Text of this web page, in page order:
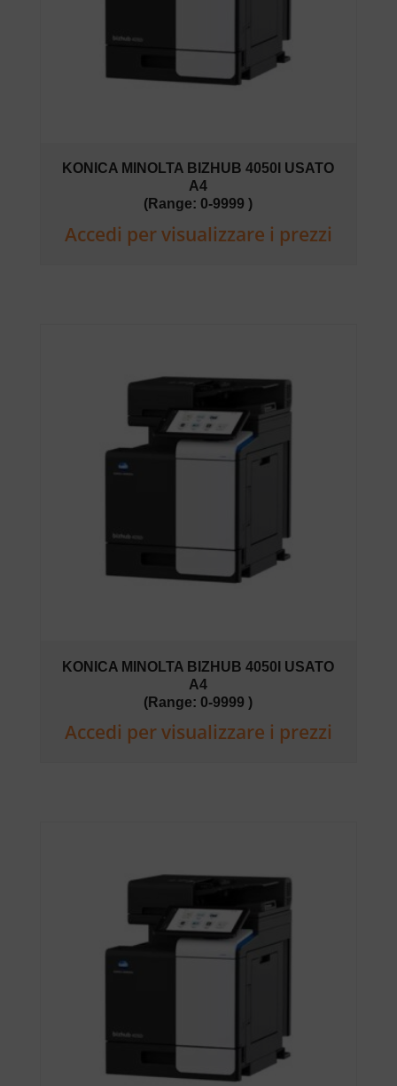
KONICA MINOLTA BIZHUB 4050I USATO
A4
(Range: 0-9999 )
Accedi per visualizzare i prezzi
KONICA MINOLTA BIZHUB 4050I USATO
A4
(Range: 0-9999 )
Accedi per visualizzare i prezzi